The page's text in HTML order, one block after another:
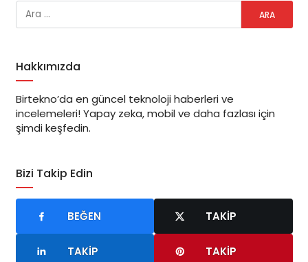
Hakkımızda
Birtekno’da en güncel teknoloji haberleri ve
incelemeleri! Yapay zeka, mobil ve daha fazlası için
şimdi keşfedin.
Bizi Takip Edin
BEĞEN TAKIP
TAKIP TAKIP